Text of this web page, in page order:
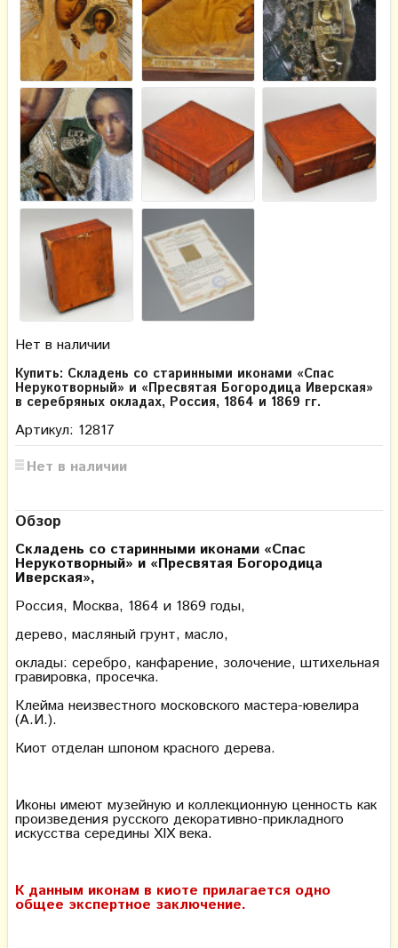
Нет в наличии
Купить: Складень со старинными иконами «Спас
Нерукотворный» и «Пресвятая Богородица Иверская»
в серебряных окладах, Россия, 1864 и 1869 гг.
Артикул: 12817
Нет в наличии
Обзор
Складень со старинными иконами «Спас
Нерукотворный» и «Пресвятая Богородица
Иверская»,
Россия, Москва, 1864 и 1869 годы,
дерево, масляный грунт, масло,
оклады: серебро, канфарение, золочение, штихельная
гравировка, просечка.
Клейма неизвестного московского мастера-ювелира
(А.И.).
Киот отделан шпоном красного дерева.
Иконы имеют музейную и коллекционную ценность как
произведения русского декоративно-прикладного
искусства середины ХIХ века.
К данным иконам в киоте прилагается одно
общее экспертное заключение.